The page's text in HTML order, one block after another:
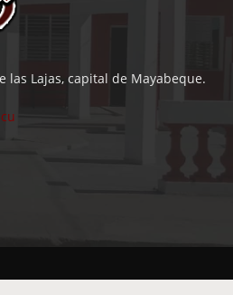
las Lajas, capital de Mayabeque.